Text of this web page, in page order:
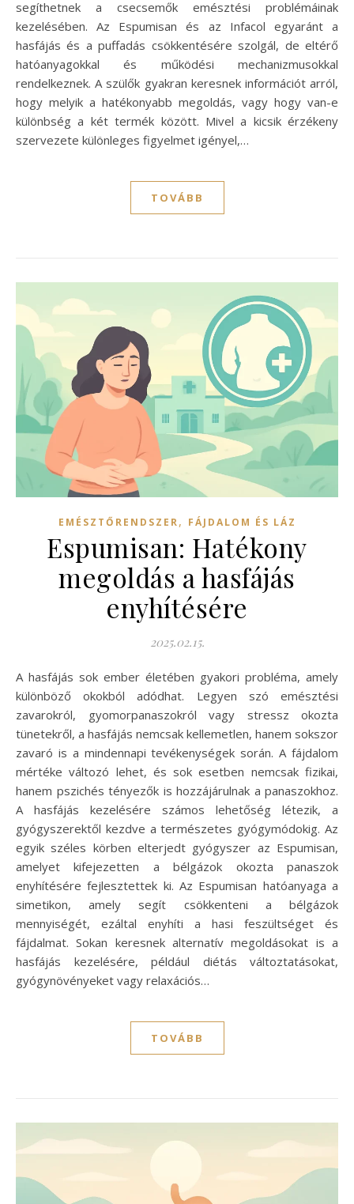
segíthetnek a csecsemők emésztési problémáinak
kezelésében. Az Espumisan és az Infacol egyaránt a
hasfájás és a puffadás csökkentésére szolgál, de eltérő
hatóanyagokkal és működési mechanizmusokkal
rendelkeznek. A szülők gyakran keresnek információt arról,
hogy melyik a hatékonyabb megoldás, vagy hogy van-e
különbség a két termék között. Mivel a kicsik érzékeny
szervezete különleges figyelmet igényel,…
TOVÁBB
EMÉSZTŐRENDSZER, FÁJDALOM ÉS LÁZ
Espumisan: Hatékony
megoldás a hasfájás
enyhítésére
2025.02.15.
A hasfájás sok ember életében gyakori probléma, amely
különböző okokból adódhat. Legyen szó emésztési
zavarokról, gyomorpanaszokról vagy stressz okozta
tünetekről, a hasfájás nemcsak kellemetlen, hanem sokszor
zavaró is a mindennapi tevékenységek során. A fájdalom
mértéke változó lehet, és sok esetben nemcsak fizikai,
hanem pszichés tényezők is hozzájárulnak a panaszokhoz.
A hasfájás kezelésére számos lehetőség létezik, a
gyógyszerektől kezdve a természetes gyógymódokig. Az
egyik széles körben elterjedt gyógyszer az Espumisan,
amelyet kifejezetten a bélgázok okozta panaszok
enyhítésére fejlesztettek ki. Az Espumisan hatóanyaga a
simetikon, amely segít csökkenteni a bélgázok
mennyiségét, ezáltal enyhíti a hasi feszültséget és
fájdalmat. Sokan keresnek alternatív megoldásokat is a
hasfájás kezelésére, például diétás változtatásokat,
gyógynövényeket vagy relaxációs…
TOVÁBB